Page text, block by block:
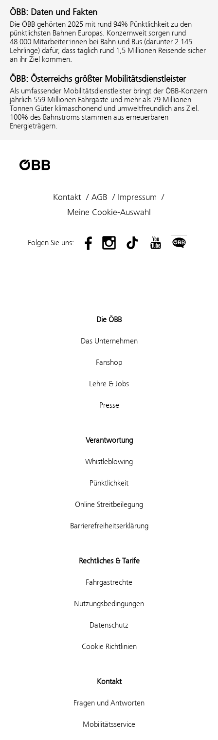
ÖBB: Daten und Fakten
Die ÖBB gehörten 2025 mit rund 94% Pünktlichkeit zu den
pünktlichsten Bahnen Europas. Konzernweit sorgen rund
48.000 Mitarbeiter:innen bei Bahn und Bus (darunter 2.145
Lehrlinge) dafür, dass täglich rund 1,5 Millionen Reisende sicher
an ihr Ziel kommen.
ÖBB: Österreichs größter Mobilitätsdienstleister
Als umfassender Mobilitätsdienstleister bringt der ÖBB-Konzern
jährlich 559 Millionen Fahrgäste und mehr als 79 Millionen
Tonnen Güter klimaschonend und umweltfreundlich ans Ziel.
100% des Bahnstroms stammen aus erneuerbaren
Energieträgern.
Kontakt AGB
Impressum
Meine Cookie-Auswahl
Folgen Sie uns:
Die ÖBB
Das Unternehmen
Fanshop
Lehre & Jobs
Presse
Verantwortung
Whistleblowing
Pünktlichkeit
Online Streitbeilegung
Barrierefreiheitserklärung
Rechtliches & Tarife
Fahrgastrechte
Nutzungsbedingungen
Datenschutz
Cookie Richtlinien
Kontakt
Fragen und Antworten
Mobilitätsservice